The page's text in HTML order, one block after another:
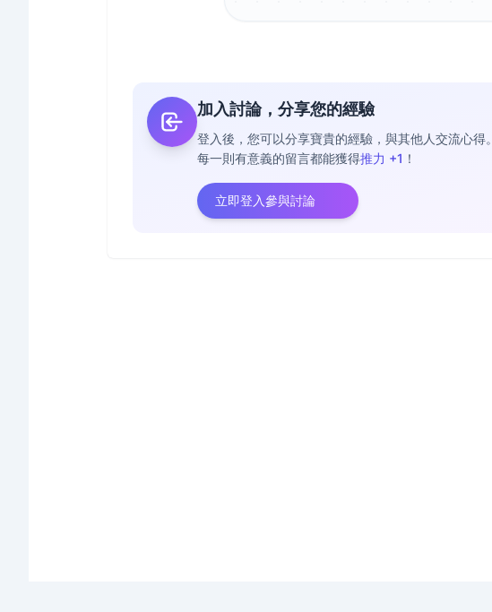
加入討論，分享您的經驗
登入後，您可以分享寶貴的經驗，與其他人交流心得。
每一則有意義的留言都能獲得推力 +1 ！
立即登入參與討論